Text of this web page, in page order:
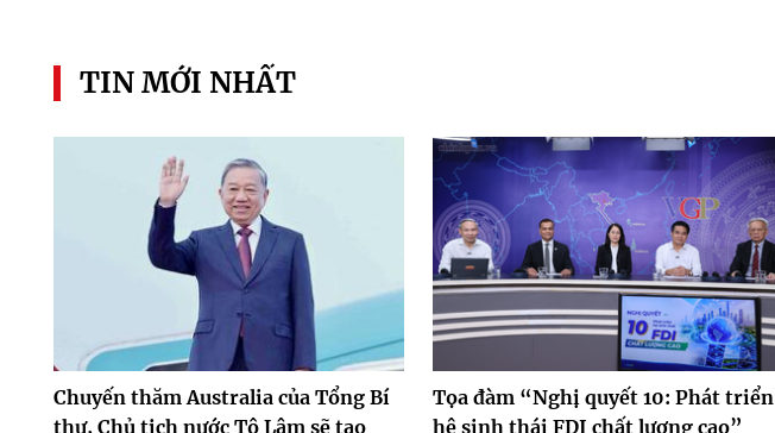
TIN MỚI NHẤT
Chuyến thăm Australia của Tổng Bí
thư, Chủ tịch nước Tô Lâm sẽ tạo
Tọa đàm “Nghị quyết 10: Phát triển
hệ sinh thái FDI chất lượng cao”